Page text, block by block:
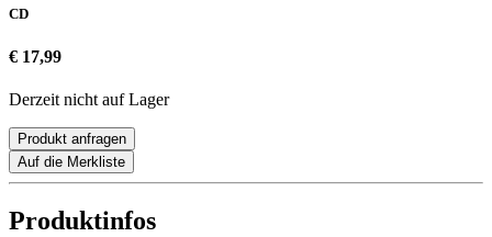
CD
€ 17,99
Derzeit nicht auf Lager
Produkt anfragen
Auf die Merkliste
Produktinfos